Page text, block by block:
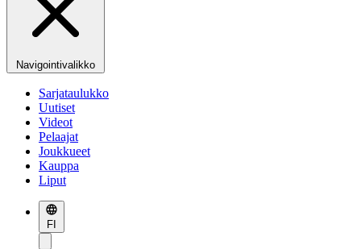
Navigointivalikko
Sarjataulukko
Uutiset
Videot
Pelaajat
Joukkueet
Kauppa
Liput
FI